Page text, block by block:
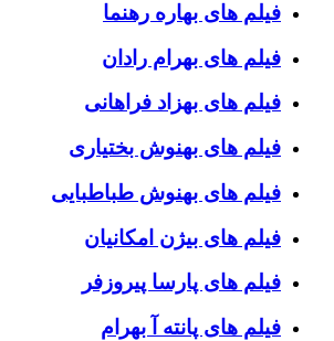
فیلم های بهاره رهنما
فیلم های بهرام رادان
فیلم های بهزاد فراهانی
فیلم های بهنوش بختیاری
فیلم های بهنوش طباطبایی
فیلم های بیژن امکانیان
فیلم های پارسا پیروزفر
فیلم های پانته آ بهرام